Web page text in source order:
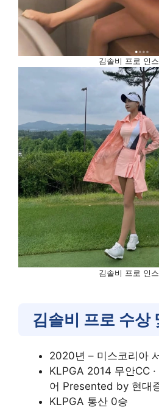
김솔비 프로 인
김솔비 프로 인
김솔비 프로 수상
2020년 – 미스코리아
KLPGA 2014 무안CC
어 Presented by 현대
KLPGA 통산 0승